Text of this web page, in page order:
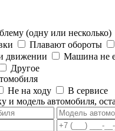
(одну или несколько)
Плавают обороты
движении
Машина не
Другое
Не на ходу
В сервисе
и модель автомобиля,